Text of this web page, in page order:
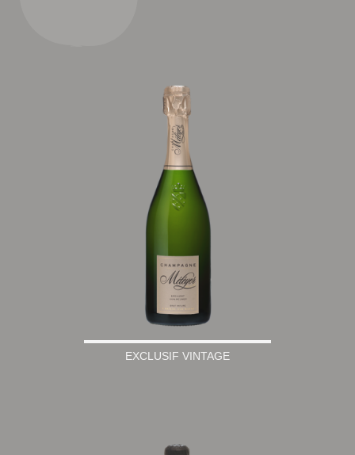
EXCLUSIF VINTAGE